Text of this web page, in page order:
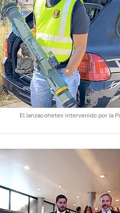
El lanzacohetes intervenido por la